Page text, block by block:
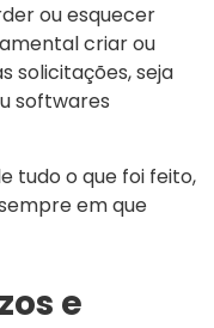
ou esquecer
criar ou
solicitações, seja
softwares
tudo o que foi feito,
em que
e